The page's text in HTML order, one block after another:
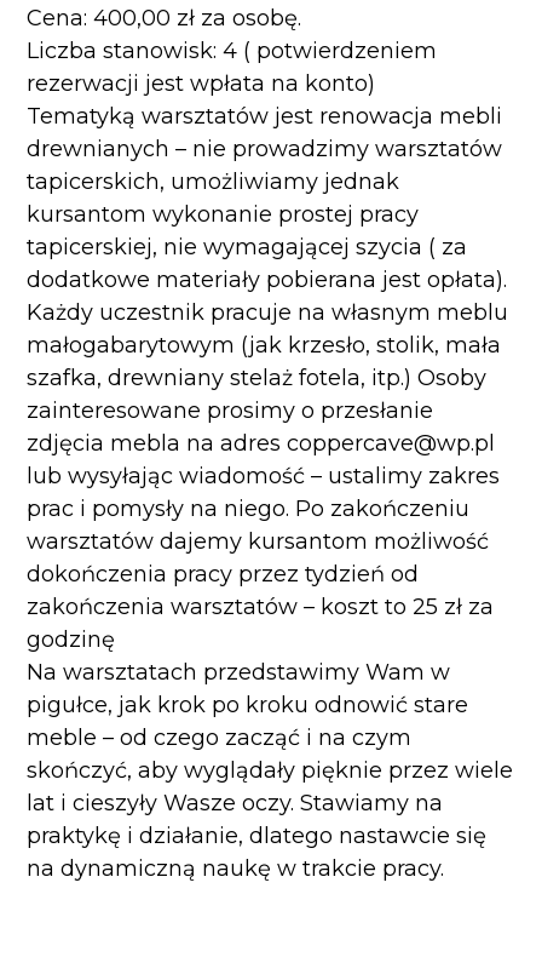
Cena: 400,00 zł za osobę.
Liczba stanowisk: 4 ( potwierdzeniem
rezerwacji jest wpłata na konto)
Tematyką warsztatów jest renowacja mebli
drewnianych – nie prowadzimy warsztatów
tapicerskich, umożliwiamy jednak
kursantom wykonanie prostej pracy
tapicerskiej, nie wymagającej szycia ( za
dodatkowe materiały pobierana jest opłata).
Każdy uczestnik pracuje na własnym meblu
małogabarytowym (jak krzesło, stolik, mała
szafka, drewniany stelaż fotela, itp.) Osoby
zainteresowane prosimy o przesłanie
zdjęcia mebla na adres coppercave@wp.pl
lub wysyłając wiadomość – ustalimy zakres
prac i pomysły na niego. Po zakończeniu
warsztatów dajemy kursantom możliwość
dokończenia pracy przez tydzień od
zakończenia warsztatów – koszt to 25 zł za
godzinę
Na warsztatach przedstawimy Wam w
pigułce, jak krok po kroku odnowić stare
meble – od czego zacząć i na czym
skończyć, aby wyglądały pięknie przez wiele
lat i cieszyły Wasze oczy. Stawiamy na
praktykę i działanie, dlatego nastawcie się
na dynamiczną naukę w trakcie pracy.